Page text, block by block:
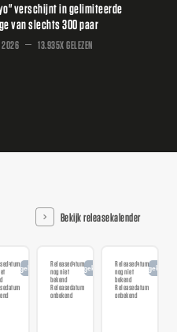
verschijnt in gelimiteerde
van slechts 300 paar
2026 13.935X GELEZEN
Bekijk releasekalender
AangekondigdReleasedatum
nog niet
bekend
Releasedatum
onbekend
AangekondigdReleasedatum
nog niet
bekend
Releasedatum
onbekend